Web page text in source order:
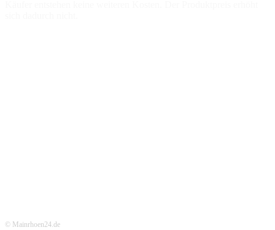
© Mainrhoen24.de